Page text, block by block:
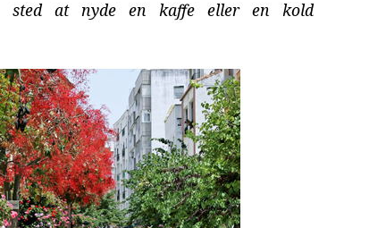
sted at nyde en kaffe eller en kold